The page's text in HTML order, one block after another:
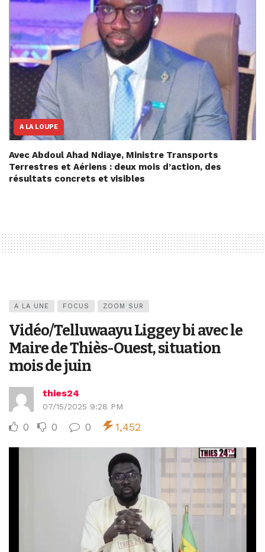
A LA LOUPE
Avec Abdoul Ahad Ndiaye, Ministre Transports
Terrestres et Aériens : deux mois d’action, des
résultats concrets et visibles
A LA UNE FOCUS ZOOM SUR
Vidéo/Telluwaayu Liggey bi avec le
Maire de Thiès-Ouest, situation
mois de juin
thies24
07/15/2025 9:28 PM
0 0 0 1,452